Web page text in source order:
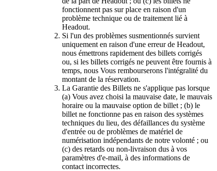
fonctionnent pas sur place en raison d'un
problème technique ou de traitement lié à
Headout.
Si l'un des problèmes susmentionnés survient
uniquement en raison d'une erreur de Headout,
nous émettrons rapidement des billets corrigés
ou, si les billets corrigés ne peuvent être fournis à
temps, nous Vous rembourserons l'intégralité du
montant de la réservation.
La Garantie des Billets ne s'applique pas lorsque
(a) Vous avez choisi la mauvaise date, le mauvais
horaire ou la mauvaise option de billet ; (b) le
billet ne fonctionne pas en raison des systèmes
techniques du lieu, des défaillances du système
d'entrée ou de problèmes de matériel de
numérisation indépendants de notre volonté ; ou
(c) des retards ou non-livraison dus à vos
paramètres d'e-mail, à des informations de
contact incorrectes.